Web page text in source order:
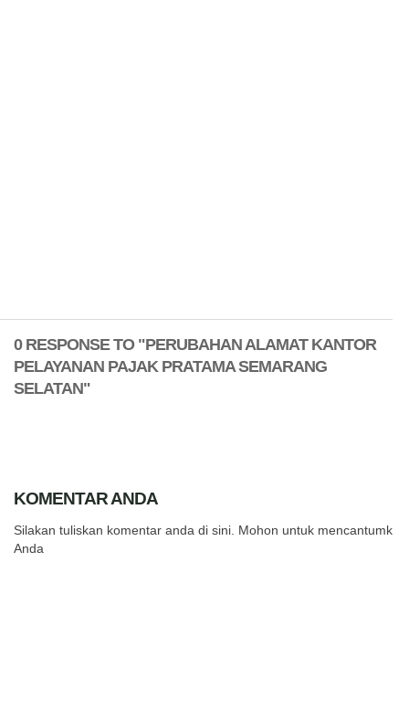
0 RESPONSE TO "PERUBAHAN ALAMAT KANTOR
PELAYANAN PAJAK PRATAMA SEMARANG
SELATAN"
KOMENTAR ANDA
Silakan tuliskan komentar anda di sini. Mohon untuk
Anda